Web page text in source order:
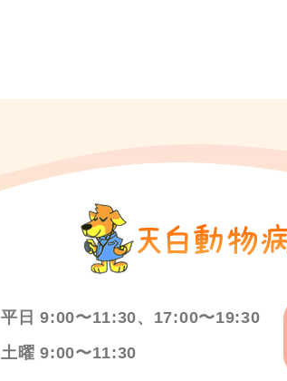
平日 9:00〜11:30、17:00〜19:30
土曜 9:00〜11:30